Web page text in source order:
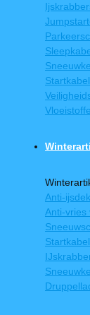
Anti-
Anti-vries